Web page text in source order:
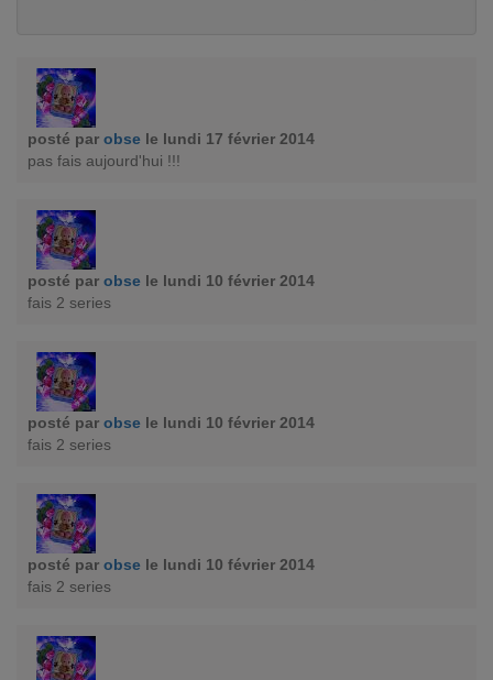
posté par obse le lundi 17 février 2014
pas fais aujourd'hui !!!
posté par obse le lundi 10 février 2014
fais 2 series
posté par obse le lundi 10 février 2014
fais 2 series
posté par obse le lundi 10 février 2014
fais 2 series